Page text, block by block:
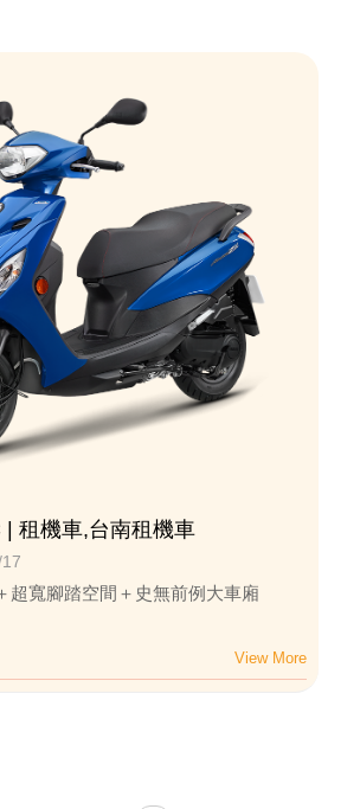
| 租機車,台南租機車
超寬腳踏空間＋史無前例大車廂